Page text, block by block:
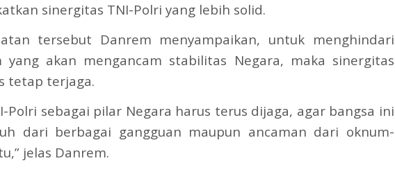
sinergitas TNI-Polri yang lebih solid.
tersebut Danrem menyampaikan, untuk menghindari
yang akan mengancam stabilitas Negara, maka sinergitas
tetap terjaga.
Polri sebagai pilar Negara harus terus dijaga, agar bangsa ini
dari berbagai gangguan maupun ancaman dari oknum-
jelas Danrem.